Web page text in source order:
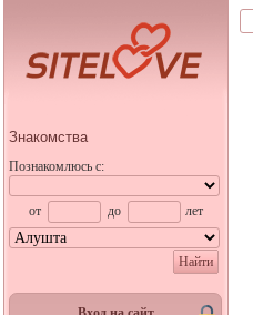
Знакомства
Познакомлюсь с:
от до лет
Найти